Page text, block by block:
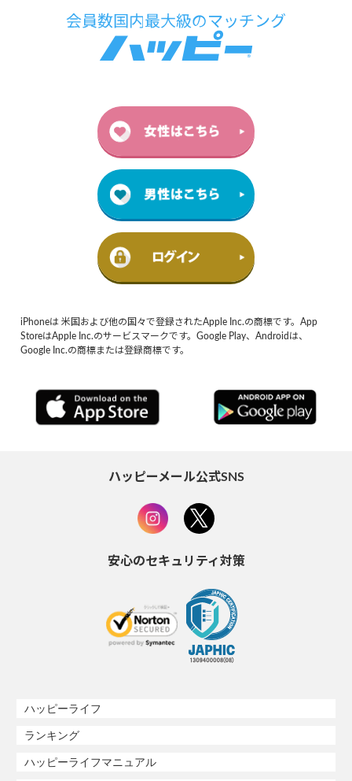
iPhoneは 米国および他の国々で登録されたApple Inc.の商標です。App
StoreはApple Inc.のサービスマークです。Google Play、Androidは、
Google Inc.の商標または登録商標です。
ハッピーメール公式SNS
安心のセキュリティ対策
ハッピーライフ
ランキング
ハッピーライフマニュアル